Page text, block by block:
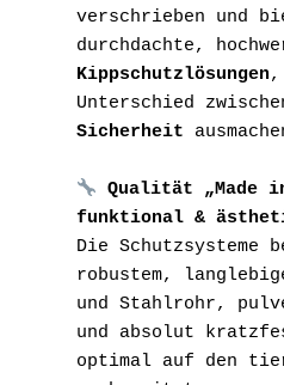
verschrieben und
Kippschutzlösungen,
Unterschied
Sicherheit
Qualität „Made
funktional &
Die Schutzsysteme
robustem,
und Stahlrohr,
und absolut
optimal auf den